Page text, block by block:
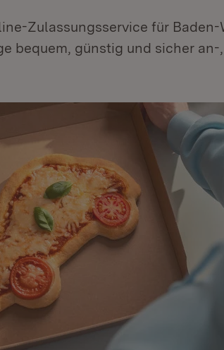
Zulassungsservice für Baden-
bequem, günstig und sicher an-